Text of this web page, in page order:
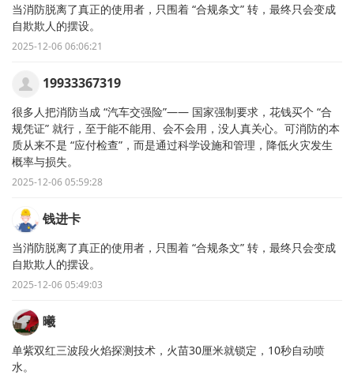
当消防脱离了真正的使用者，只围着 “合规条文” 转，最终只会变成
自欺欺人的摆设。
2025-12-06 06:06:21
19933367319
很多人把消防当成 “汽车交强险”—— 国家强制要求，花钱买个 “合
规凭证” 就行，至于能不能用、会不会用，没人真关心。可消防的本
质从来不是 “应付检查”，而是通过科学设施和管理，降低火灾发生
概率与损失。
2025-12-06 05:59:28
钱进卡
当消防脱离了真正的使用者，只围着 “合规条文” 转，最终只会变成
自欺欺人的摆设。
2025-12-06 05:49:03
曦
单紫双红三波段火焰探测技术，火苗30厘米就锁定，10秒自动喷
水。